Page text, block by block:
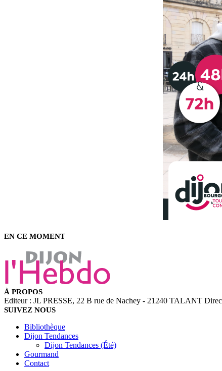
EN CE MOMENT
À PROPOS
Editeur : JL PRESSE, 22 B rue de Nachey - 21240 TALANT
SUIVEZ NOUS
Bibliothèque
Dijon Tendances
Dijon Tendances (Été)
Gourmand
Contact